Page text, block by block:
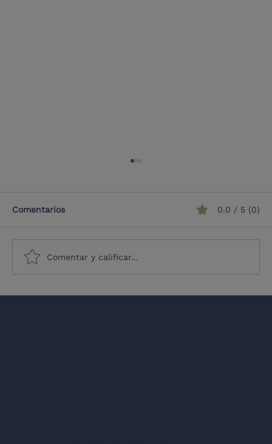
Comentarios 0.0 / 5 (0)
Comentar y calificar...